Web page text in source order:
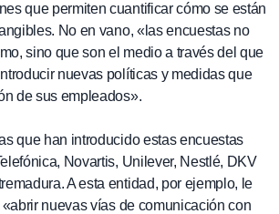
que permiten cuantificar cómo se están
No en vano, «las encuestas no
sino que son el medio a través del que
nuevas políticas y medidas que
de sus empleados».
que han introducido estas encuestas
Novartis, Unilever, Nestlé, DKV
A esta entidad, por ejemplo, le
nuevas vías de comunicación con